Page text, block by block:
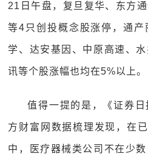
21日午盘，复旦复华、东方
等4只创投概念股涨停，通
学、达安基因、中原高速、
讯等个股涨幅也均在5%以上。
值得一提的是，《证券
方财富网数据梳理发现，在
中，医疗器械类公司不在少